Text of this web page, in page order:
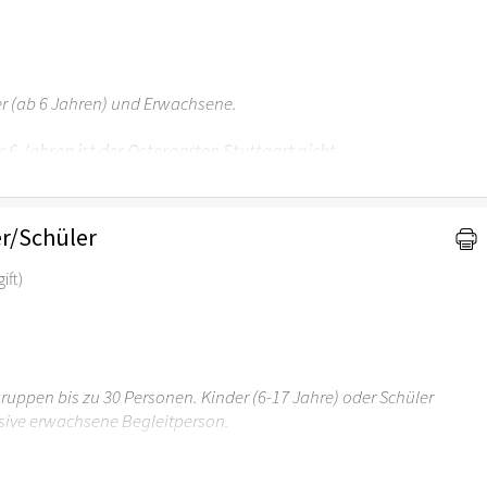
(ab 6 Jahren) und Erwachsene.
6 Jahren ist der Ostergarten Stuttgart nicht
Schüler
bis zu 30 Personen. Kinder (6-17 Jahre) oder Schüler
erwachsene Begleitperson.
6 Jahren ist der Ostergarten Stuttgart nicht